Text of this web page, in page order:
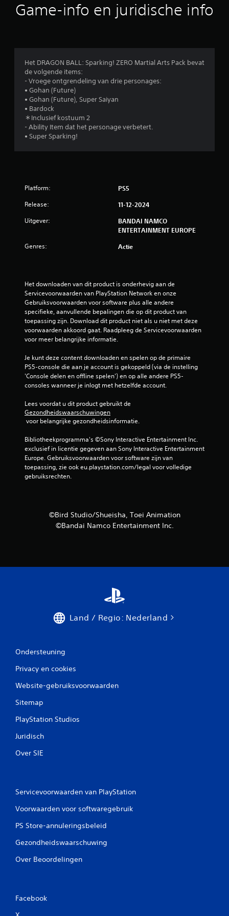
l
n
Game-info en juridische info
Het DRAGON BALL: Sparking! ZERO Martial Arts Pack bevat
de volgende items:
- Vroege ontgrendeling van drie personages:
• Gohan (Future)
• Gohan (Future), Super Saiyan
• Bardock
＊Inclusief kostuum 2
- Ability Item dat het personage verbetert.
• Super Sparking!
Platform: PS5
Release: 11-12-2024
Uitgever:
BANDAI NAMCO
ENTERTAINMENT EUROPE
Genres: Actie
Het downloaden van dit product is onderhevig aan de
Servicevoorwaarden van PlayStation Network en onze
Gebruiksvoorwaarden voor software plus alle andere
specifieke, aanvullende bepalingen die op dit product van
toepassing zijn. Download dit product niet als u niet met deze
voorwaarden akkoord gaat. Raadpleeg de Servicevoorwaarden
voor meer belangrijke informatie.
Je kunt deze content downloaden en spelen op de primaire
PS5-console die aan je account is gekoppeld (via de instelling
'Console delen en offline spelen') en op alle andere PS5-
consoles wanneer je inlogt met hetzelfde account.
Lees voordat u dit product gebruikt de
Gezondheidswaarschuwingen
voor belangrijke gezondheidsinformatie.
Bibliotheekprogramma's ©Sony Interactive Entertainment Inc.
exclusief in licentie gegeven aan Sony Interactive Entertainment
Europe. Gebruiksvoorwaarden voor software zijn van
toepassing, zie ook eu.playstation.com/legal voor volledige
gebruiksrechten.
©Bird Studio/Shueisha, Toei Animation
©Bandai Namco Entertainment Inc.
Land / Regio: Nederland
Ondersteuning
Privacy en cookies
Website-gebruiksvoorwaarden
Sitemap
PlayStation Studios
Juridisch
Over SIE
Servicevoorwaarden van PlayStation
Voorwaarden voor softwaregebruik
PS Store-annuleringsbeleid
Gezondheidswaarschuwing
Over Beoordelingen
Facebook